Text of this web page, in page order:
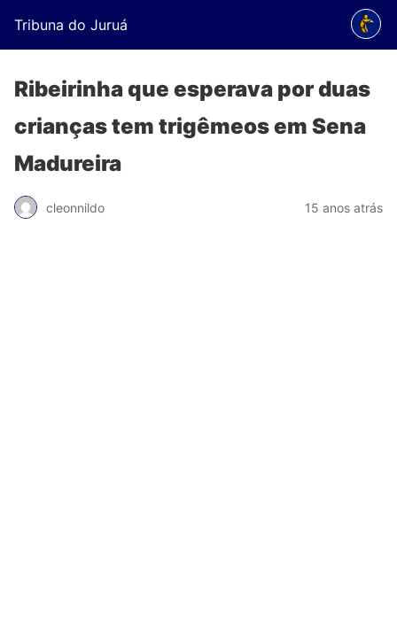
Tribuna do Juruá
Ribeirinha que esperava por duas
crianças tem trigêmeos em Sena
Madureira
cleonnildo 15 anos atrás